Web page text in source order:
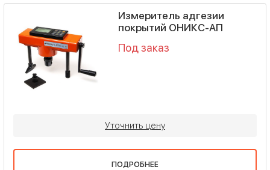
Измеритель адгезии
покрытий ОНИКС-АП
Под заказ
Уточнить цену
ПОДРОБНЕЕ